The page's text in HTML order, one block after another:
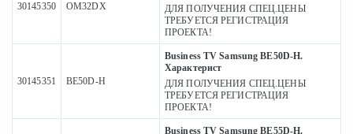
30145350 OM32DX
ДЛЯ ПОЛУЧЕНИЯ СПЕЦ.ЦЕНЫ
ТРЕБУЕТСЯ РЕГИСТРАЦИЯ
ПРОЕКТА!
30145351 BE50D-H
Business TV Samsung BE50D-H.
Характерист
ДЛЯ ПОЛУЧЕНИЯ СПЕЦ.ЦЕНЫ
ТРЕБУЕТСЯ РЕГИСТРАЦИЯ
ПРОЕКТА!
Business TV Samsung BE55D-H.